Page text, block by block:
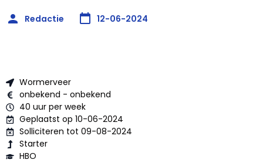
Redactie 12-06-2024
Wormerveer
onbekend - onbekend
40 uur per week
Geplaatst op 10-06-2024
Solliciteren tot 09-08-2024
Starter
HBO